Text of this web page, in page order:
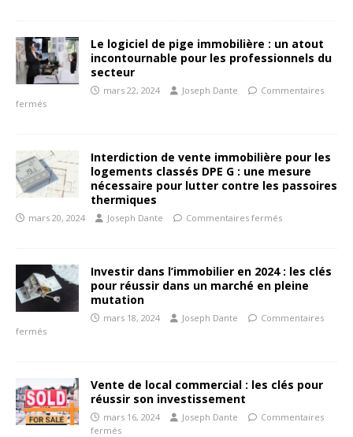
Le logiciel de pige immobilière : un atout
incontournable pour les professionnels du
secteur
mars 22, 2024 Joseph Dante
Commentaires
fermés
Interdiction de vente immobilière pour les
logements classés DPE G : une mesure
nécessaire pour lutter contre les passoires
thermiques
mars 20, 2024 Joseph Dante Commentaires fermés
Investir dans l’immobilier en 2024 : les clés
pour réussir dans un marché en pleine
mutation
mars 18, 2024 Joseph Dante
Commentaires
fermés
Vente de local commercial : les clés pour
réussir son investissement
mars 16, 2024 Joseph Dante
Commentaires
fermés